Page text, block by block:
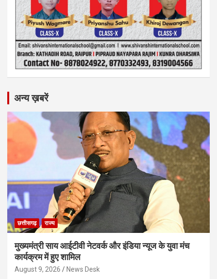
अन्य ख़बरें
छत्तीसगढ़ राज्य
मुख्यमंत्री साय आईटीवी नेटवर्क और इंडिया न्यूज के युवा मंच
कार्यक्रम में हुए शामिल
August 9, 2026 News Desk